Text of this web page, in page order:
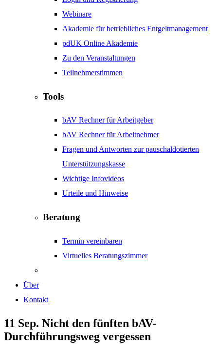
Webinare
Akademie für betriebliches Entgeltmanagement
pdUK Online Akademie
Zu den Veranstaltungen
Teilnehmerstimmen
Tools
bAV Rechner für Arbeitgeber
bAV Rechner für Arbeitnehmer
Fragen und Antworten zur pauschaldotierten
Unterstützungskasse
Wichtige Infovideos
Urteile und Hinweise
Beratung
Termin vereinbaren
Virtuelles Beratungszimmer
Über
Kontakt
11 Sep. Nicht den fünften bAV-
Durchführungsweg vergessen